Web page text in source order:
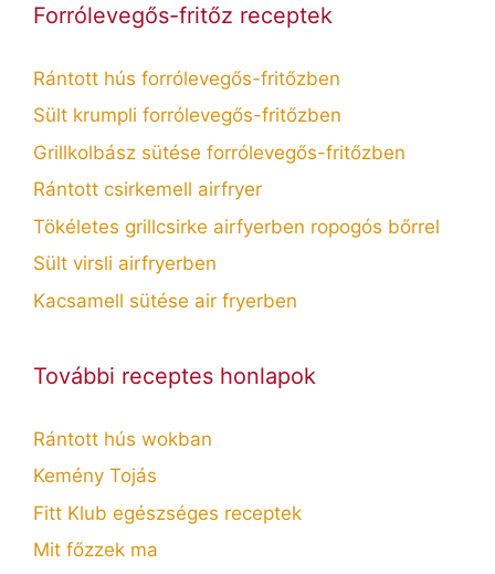
Forrólevegős-fritőz receptek
Rántott hús forrólevegős-fritőzben
Sült krumpli forrólevegős-fritőzben
Grillkolbász sütése forrólevegős-fritőzben
Rántott csirkemell airfryer
Tökéletes grillcsirke airfyerben ropogós bőrrel
Sült virsli airfryerben
Kacsamell sütése air fryerben
További receptes honlapok
Rántott hús wokban
Kemény Tojás
Fitt Klub egészséges receptek
Mit főzzek ma